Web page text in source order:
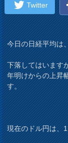
Twitter
今日の日経平均は
下落してはいます
年明けからの上昇
す。
現在のドル円は、